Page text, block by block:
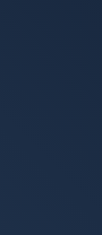
en ligne